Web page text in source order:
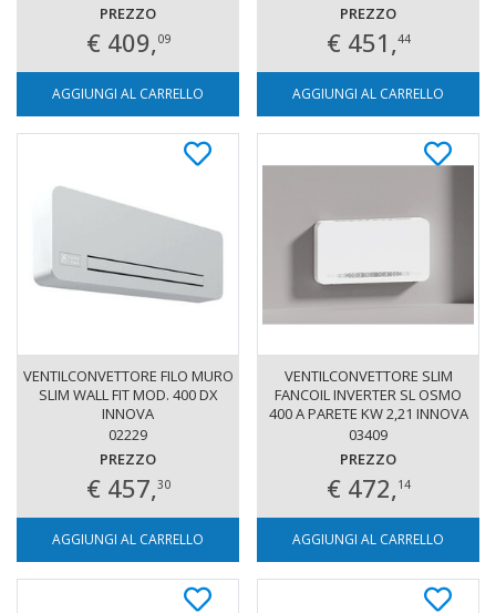
PREZZO
€ 409,09
AGGIUNGI AL CARRELLO
PREZZO
€ 451,44
AGGIUNGI AL CARRELLO
VENTILCONVETTORE FILO MURO
SLIM WALL FIT MOD. 400 DX
INNOVA
02229
PREZZO
€ 457,30
AGGIUNGI AL CARRELLO
VENTILCONVETTORE SLIM
FANCOIL INVERTER SL OSMO
400 A PARETE KW 2,21 INNOVA
ATT. SX
03409
PREZZO
€ 472,14
AGGIUNGI AL CARRELLO